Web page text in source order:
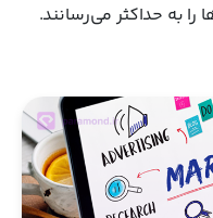
به حداکثر می‌رسانند.